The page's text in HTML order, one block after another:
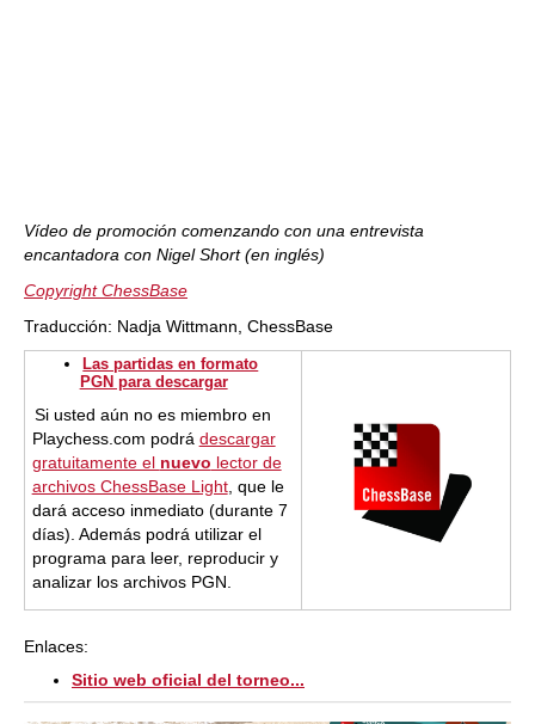
Vídeo de promoción comenzando con una entrevista
encantadora con Nigel Short (en inglés)
Copyright ChessBase
Traducción: Nadja Wittmann, ChessBase
Las partidas en formato
PGN para descargar
Si usted aún no es miembro en
Playchess.com podrá descargar
gratuitamente el nuevo lector de
archivos ChessBase Light, que le
dará acceso inmediato (durante 7
días). Además podrá utilizar el
programa para leer, reproducir y
analizar los archivos PGN.
Enlaces:
Sitio web oficial del torneo...